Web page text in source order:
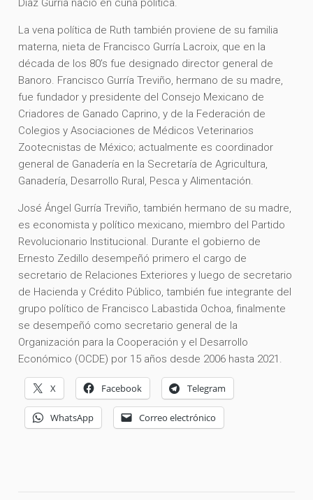
Díaz Gurría nació en cuna política.
La vena política de Ruth también proviene de su familia
materna, nieta de Francisco Gurría Lacroix, que en la
década de los 80’s fue designado director general de
Banoro. Francisco Gurría Treviño, hermano de su madre,
fue fundador y presidente del Consejo Mexicano de
Criadores de Ganado Caprino, y de la Federación de
Colegios y Asociaciones de Médicos Veterinarios
Zootecnistas de México; actualmente es coordinador
general de Ganadería en la Secretaría de Agricultura,
Ganadería, Desarrollo Rural, Pesca y Alimentación.
José Ángel Gurría Treviño, también hermano de su madre,
es economista y político mexicano, miembro del Partido
Revolucionario Institucional. Durante el gobierno de
Ernesto Zedillo desempeñó primero el cargo de
secretario de Relaciones Exteriores y luego de secretario
de Hacienda y Crédito Público, también fue integrante del
grupo político de Francisco Labastida Ochoa, finalmente
se desempeñó como secretario general de la
Organización para la Cooperación y el Desarrollo
Económico (OCDE) por 15 años desde 2006 hasta 2021.
X Facebook Telegram
WhatsApp Correo electrónico